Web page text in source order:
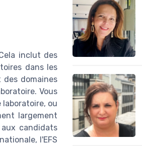
inclut des
dans les
des domaines
Vous
ou
largement
candidats
l'EFS